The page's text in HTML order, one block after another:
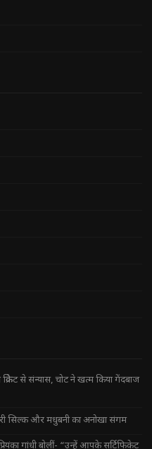
से संन्यास, चोट ने खत्म किया गेंदबाज
सिल्क और मधुबनी का अनोखा संगम
गांधी बोलीं- “उन्हें आपके सर्टिफिकेट